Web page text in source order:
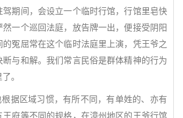
期间，会设立一个临时行馆，行馆里皂快
一个巡回法庭，放告牌一出，便接受阴阳
冤屈常在这个临时法庭里上演，凭王爷之
断与和解。我们常言民俗是群体精神的行为
。
区域习惯，有所不同，有单姓的、亦有
王府等不同的规格，在漳州地区的王爷行馆